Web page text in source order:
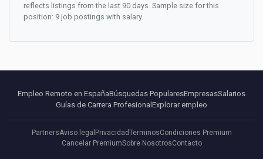
reflects listings from the last 90 days. Sample size for this
position: 9 job postings with salary.
Empleo Remoto en EspañaBúsquedas PopularesEmpresasSalarios
Guías de Carrera Profesional Explorar empleo
PartnersAviso legal PrivacidadTerminosCondiciones Premium
Cancelar PremiumSobre NosotrosContacto